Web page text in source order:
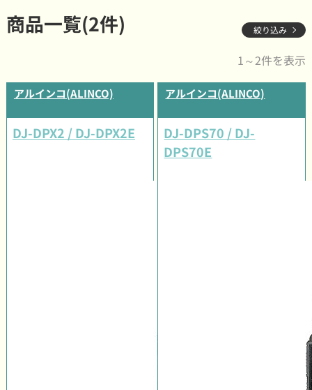
商品一覧(2件) 絞り込み
1～2件を表示
アルインコ(ALINCO)
DJ-DPX2 / DJ-DPX2E
アルインコ(ALINCO)
DJ-DPS70 / DJ-
DPS70E